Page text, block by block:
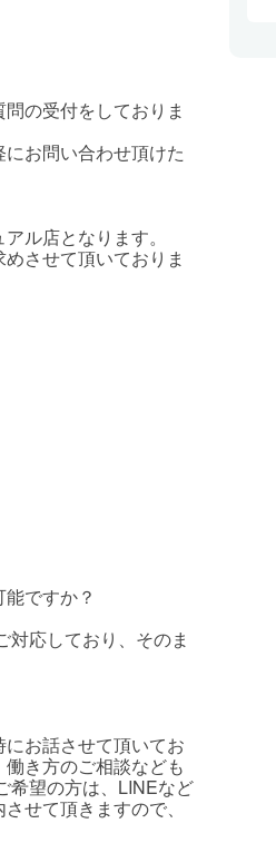
の受付をしておりま
お問い合わせ頂けた
ル店となります。
させて頂いておりま
ですか？
対応しており、そのま
お話させて頂いてお
き方のご相談なども
希望の方は、LINEなど
せて頂きますので、